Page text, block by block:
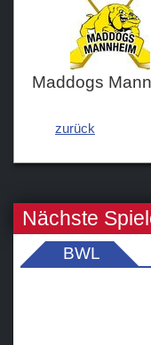
Maddogs
zurück
Nächste
BWL